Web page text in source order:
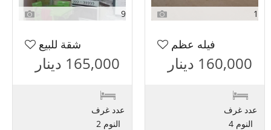
1
فيله عظم
160,000 دينار
عدد غرف
النوم 4
9
شقة للبيع
165,000 دينار
عدد غرف
النوم 2